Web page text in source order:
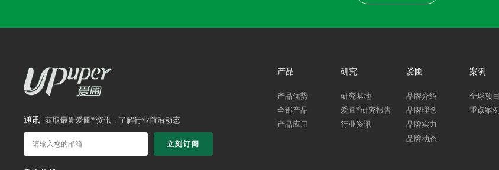
通讯 获取最新爱圃®资讯，了解行业前沿动态
立刻订阅
产品
产品优势
全部产品
产品应用
研究
研究基地
爱圃®研究报告
行业资讯
爱圃
品牌介绍
品牌理念
品牌实力
品牌动态
案例
全球项目
重点案例